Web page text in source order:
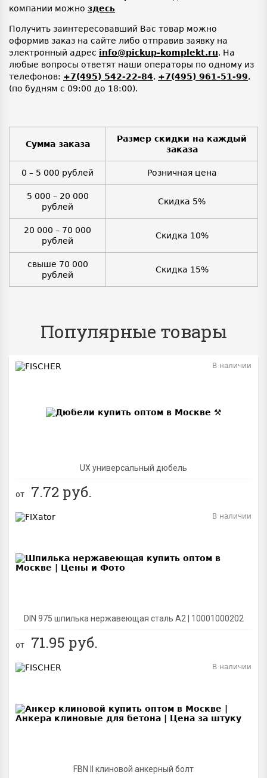
компании можно здесь
Получить заинтересовавший Вас товар можно
оформив заказ на сайте либо отправив заявку на
электронный адрес info@pickup-komplekt.ru. На
любые вопросы ответят наши операторы по одному из
телефонов: +7(495) 542-22-84, +7(495) 961-51-99,
(по будням с 09:00 до 18:00).
Сумма заказа
Размер скидки на каждый
заказа
0 – 5 000 рублей Розничная цена
5 000 – 20 000
рублей
Скидка 5%
20 000 – 70 000
рублей
Скидка 10%
свыше 70 000
рублей
Скидка 15%
Популярные товары
UX универсальный дюбель
В наличии
от 7.72 руб.
DIN 975 шпилька нержавеющая сталь A2 | 10001000202
В наличии
от 71.95 руб.
FBN II клиновой анкерный болт
В наличии